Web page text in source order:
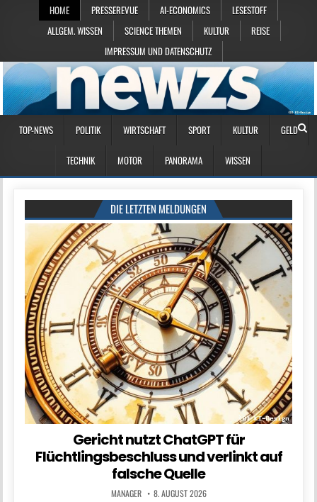
HOME PRESSEREVUE AI-ECONOMICS
LESESTOFF
ALLGEM. WISSEN
SCIENCE THEMEN KULTUR
REISE
IMPRESSUM UND DATENSCHUTZ
TOP-NEWS POLITIK WIRTSCHAFT SPORT KULTUR GELD
TECHNIK MOTOR PANORAMA WISSEN
DIE LETZTEN MELDUNGEN
Gericht nutzt ChatGPT für
Flüchtlingsbeschluss und verlinkt auf
falsche Quelle
MANAGER 8. AUGUST 2026